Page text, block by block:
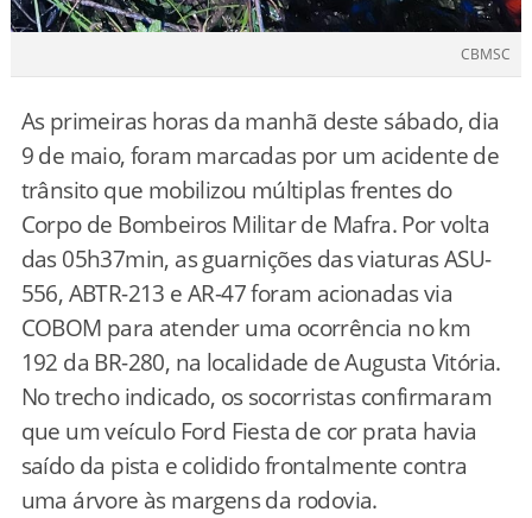
CBMSC
As primeiras horas da manhã deste sábado, dia
9 de maio, foram marcadas por um acidente de
trânsito que mobilizou múltiplas frentes do
Corpo de Bombeiros Militar de Mafra. Por volta
das 05h37min, as guarnições das viaturas ASU-
556, ABTR-213 e AR-47 foram acionadas via
COBOM para atender uma ocorrência no km
192 da BR-280, na localidade de Augusta Vitória.
No trecho indicado, os socorristas confirmaram
que um veículo Ford Fiesta de cor prata havia
saído da pista e colidido frontalmente contra
uma árvore às margens da rodovia.